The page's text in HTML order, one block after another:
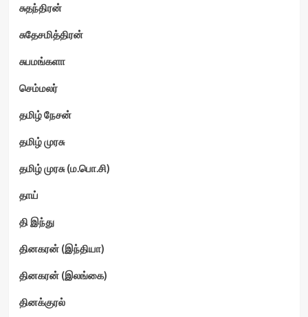
சுதந்திரன்
சுதேசமித்திரன்
சுபமங்களா
செம்மலர்
தமிழ் நேசன்
தமிழ் முரசு
தமிழ் முரசு (ம.பொ.சி)
தாய்
தி இந்து
தினகரன் (இந்தியா)
தினகரன் (இலங்கை)
தினக்குரல்